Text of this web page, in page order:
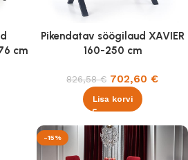
cm
Pikendatav söögilaud XAVIER
160-250 cm
826,58€ 702,60 €
Lisa korvi
-15%